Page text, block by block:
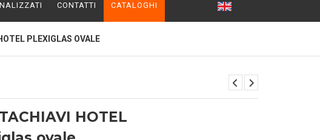
CONTATTI CATALOGHI
PLEXIGLAS OVALE
HOTEL